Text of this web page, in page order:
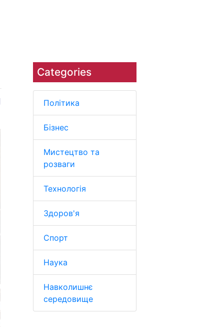
Categories
Політика
Бізнес
Мистецтво та
розваги
Технологія
Здоров'я
Спорт
Наука
Навколишнє
середовище